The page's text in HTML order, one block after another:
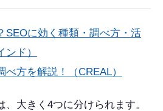
SEOに効く種類・調べ方・活
ド）
方を解説！（CREAL）
大きく4つに分けられます。